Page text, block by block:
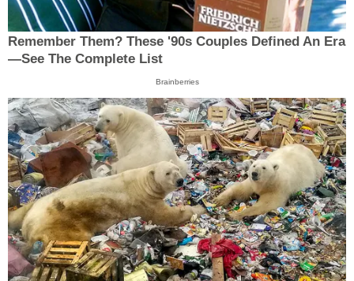
Remember Them? These '90s Couples Defined An Era
—See The Complete List
Brainberries